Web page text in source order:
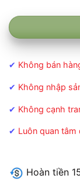
✔ Không bán
✔ Không nhập
✔ Không cạnh
✔ Luôn quan
Hoàn tiền